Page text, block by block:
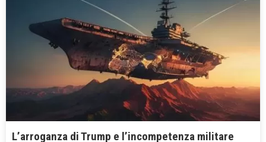
L’arroganza di Trump e l’incompetenza militare